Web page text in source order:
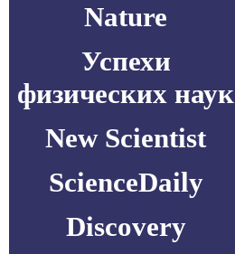
Nature
Успехи
физических наук
New Scientist
ScienceDaily
Discovery